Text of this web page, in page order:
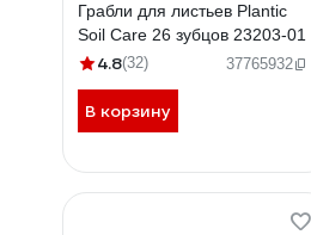
Грабли для листьев Plantic
Soil Care 26 зубцов 23203-01
4.8(32) 37765932
В корзину